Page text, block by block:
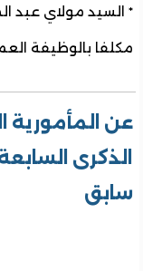
* السيد مولاي عبد
مكلفا بالوظيفة
عن المأمورية
الذكرى
سابق